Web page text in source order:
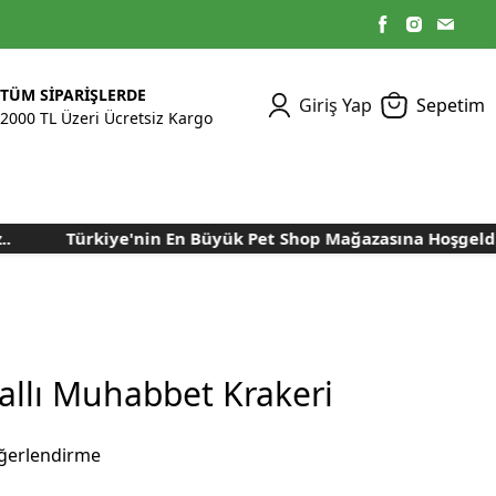
TÜM SİPARİŞLERDE
2000 TL Üzeri Ücretsiz Kargo
Giriş Yap Sepetim
Kümes Ekipmanları
Makineleri
Nem Alma Makineleri
Nem ve Isı Ölçer
Kuluçka Malzemeleri
Kedi Yaş Mamaları
Bakım Sağlık
Tasmalar
Bakım Sağlık
Tavşan Yemleri
Türkiye'nin En Büyük Pet Shop Mağazasına
Muhabbet Krakeri